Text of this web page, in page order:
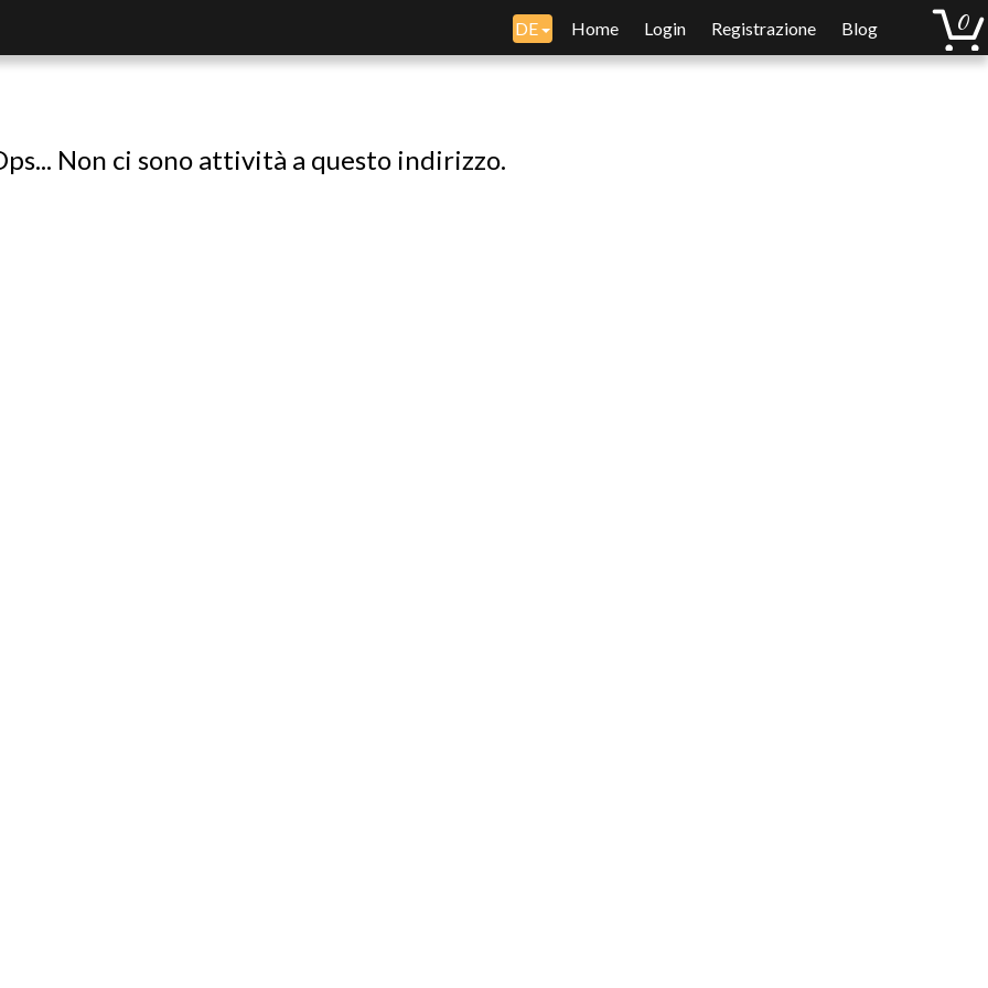
DE Home Login Registrazione Blog
Non ci sono attività a questo indirizzo.